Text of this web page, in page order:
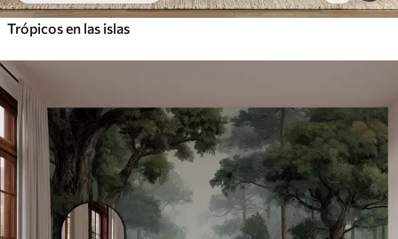
Trópicos en las islas